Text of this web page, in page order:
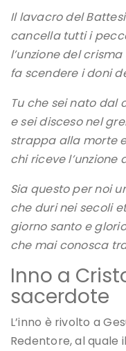
Il lavacro del
cancella tutti i
l’unzione del
fa scendere i doni
Tu che sei nato dal
e sei disceso nel
strappa alla morte
chi riceve l’unzione
Sia questo per noi
che duri nei secoli
giorno santo e
che mai conosca
Inno a
sacerdote
L’inno è rivolto a
Redentore, al quale